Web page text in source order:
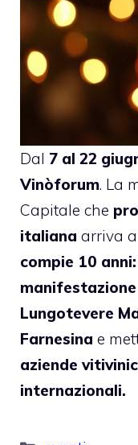
Dal 7 al 22
Vinòforum. La
Capitale che
italiana arriva
compie 10 anni:
Lungotevere
Farnesina e
aziende
internazionali.